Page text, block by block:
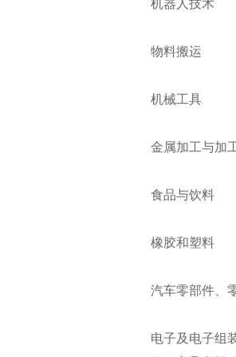
机器人技术
物料搬运
机械工具
金属加工与加
食品与饮料
橡胶和塑料
汽车零部件、
电子及电子组